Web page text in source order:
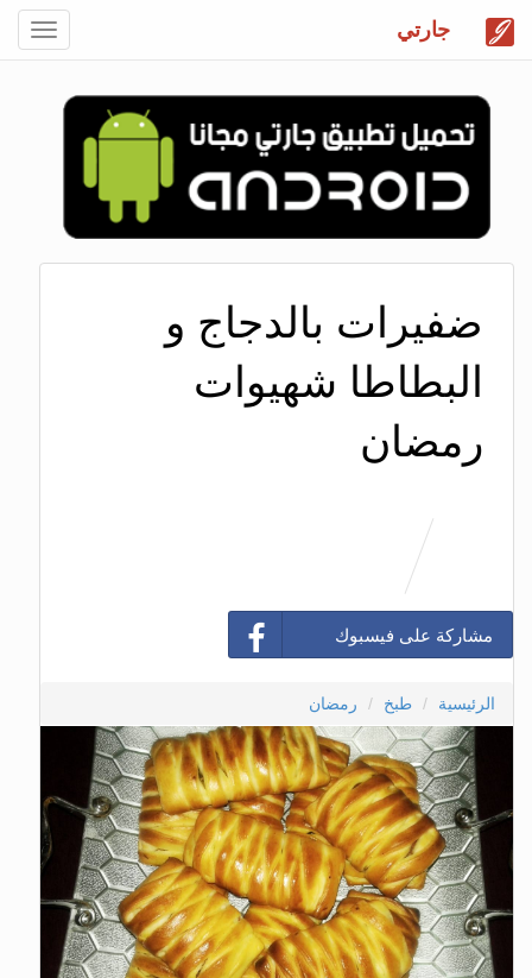
جارتي
ضفيرات بالدجاج و
البطاطا شهيوات
رمضان
مشاركة على فيسبوك
الرئيسية طبخ رمضان